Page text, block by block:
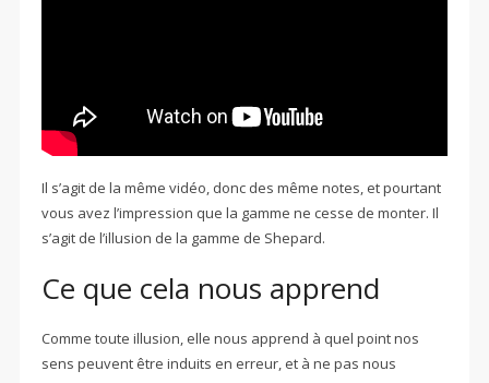
Il s’agit de la même vidéo, donc des même notes, et pourtant
vous avez l’impression que la gamme ne cesse de monter. Il
s’agit de l’illusion de la gamme de Shepard.
Ce que cela nous apprend
Comme toute illusion, elle nous apprend à quel point nos
sens peuvent être induits en erreur, et à ne pas nous